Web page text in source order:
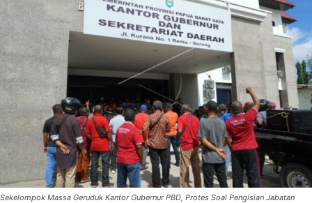
Sekelompok Massa Geruduk Kantor Gubernur PBD, Protes Soal Pengisian Jabatan